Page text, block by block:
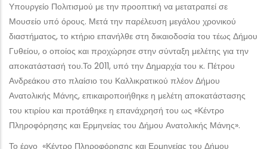
Υπουργείο Πολιτισμού με την προοπτική να μετατραπεί σε
Μουσείο υπό όρους. Μετά την παρέλευση μεγάλου χρονικού
διαστήματος, το κτήριο επανήλθε στη δικαιοδοσία του τέως Δήμου
Γυθείου, ο οποίος και προχώρησε στην σύνταξη μελέτης για την
αποκατάστασή του.Το 2011, υπό την Δημαρχία του κ. Πέτρου
Ανδρεάκου στο πλαίσιο του Καλλικρατικού πλέον Δήμου
Ανατολικής Μάνης, επικαιροποιήθηκε η μελέτη αποκατάστασης
του κτιρίου και προτάθηκε η επανάχρησή του ως «Κέντρο
Πληροφόρησης και Ερμηνείας του Δήμου Ανατολικής Μάνης».
Το έργο «Κέντρο Πληροφόρησης και Ερμηνείας του Δήμου